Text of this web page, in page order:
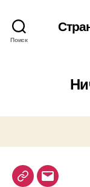
Поиск
T
E